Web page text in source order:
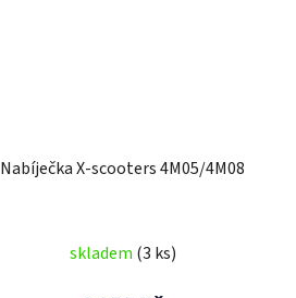
Nabíječka X-scooters 4M05/4M08
skladem (3 ks)